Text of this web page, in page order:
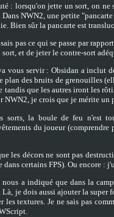
: lorsqu'on jette un sort, on
NWN2, une petite
Bien sûr la pancarte est
pas ce qui se passe par
et de jeter le contre-sort
vous servir : Obsidan a inclut
plan des bruits de grenouilles
tandis que les autres iront les
NWN2, je crois que je mérite un
sorts, la boule de feu n'est
du joueur
les décors ne sont pas
dans certains FPS). Ou encore :
nous a indiqué que dans la
Là, je dois aussi ajouter la
les textures. Je ne sais pas